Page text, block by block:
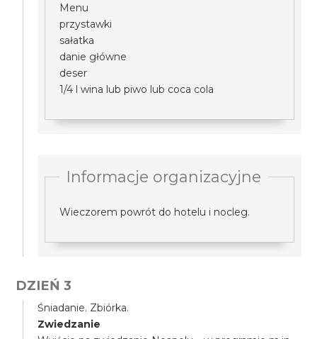
Menu
przystawki
sałatka
danie główne
deser
1/4 l wina lub piwo lub coca cola
Informacje organizacyjne
Wieczorem powrót do hotelu i nocleg.
DZIEŃ 3
Śniadanie. Zbiórka.
Zwiedzanie